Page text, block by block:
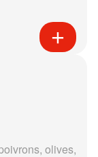
olives,